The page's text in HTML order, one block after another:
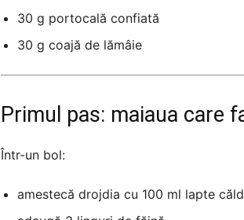
30 g portocală confiată
30 g coajă de lămâie
Primul pas: maiaua care
Într-un bol:
amestecă drojdia cu 100 ml lapte